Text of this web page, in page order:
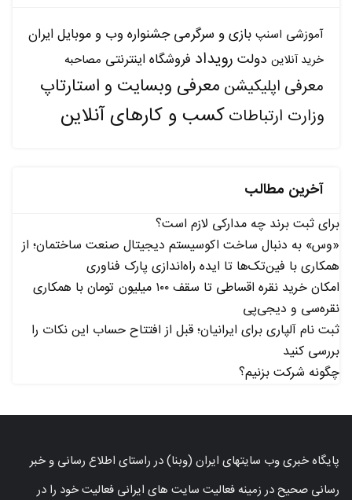
آموزشی اسنپ بازی و سرگرمی جشنواره وب و موبایل ایران
خرید آنلاین دولت رویداد فروشگاه اینترنتی مصاحبه
معرفی اپلیکیشن معرفی وبسایت و استارتاپ
وزارت ارتباطاتکسب و کارهای آنلاین
آخرین مطالب
برای ثبت برند چه مدارکی لازم است؟
«وس» به دنبال ساخت اکوسیستم دیجیتال صنعت ساختمان؛ از
همکاری با فین‌تک‌ها تا ایده راه‌اندازی پارک فناوری
امکان خرید نقره اقساطی تا سقف ۱۰۰ میلیون تومان با همکاری
نقره‌سی و دیجی‌پی
ثبت نام آلپاری برای ایرانیان؛ قبل از افتتاح حساب این نکات را
بررسی کنید
چگونه شرکت بزنیم؟
پایگاه خبری وب سایتهای ایران (وبنا) در راستای اطلاع رسانی و خبر
رسانی صحیح در زمینه فعالیت سایت های ایرانی فعالیت خود را در